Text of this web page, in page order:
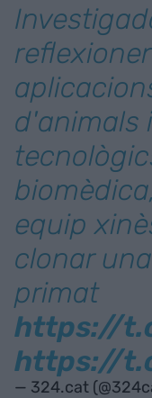
d'animals
equip
clonar
primat
https://
https://
— 324.cat